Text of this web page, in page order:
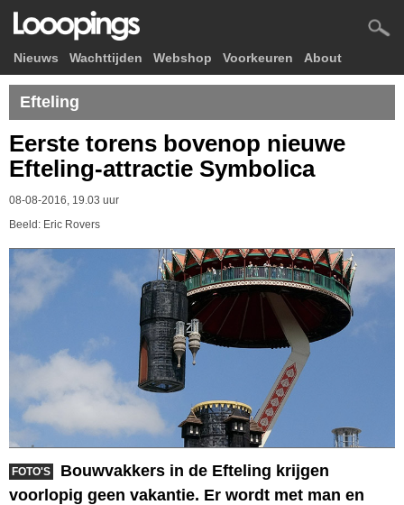
Nieuws Wachttijden Webshop Voorkeuren About
Efteling
Eerste torens bovenop nieuwe
Efteling-attractie Symbolica
08-08-2016, 19.03 uur
Beeld: Eric Rovers
FOTO'S
Bouwvakkers in de Efteling krijgen
voorlopig geen vakantie. Er wordt met man en